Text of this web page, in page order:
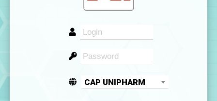
CAP UNIPHARM